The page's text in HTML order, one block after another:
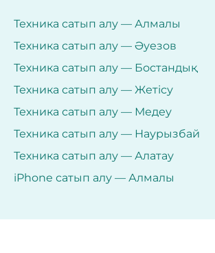
Техника сатып алу — Алмалы
Техника сатып алу — Әуезов
Техника сатып алу — Бостандық
Техника сатып алу — Жетісу
Техника сатып алу — Медеу
Техника сатып алу — Наурызбай
Техника сатып алу — Алатау
iPhone сатып алу — Алмалы